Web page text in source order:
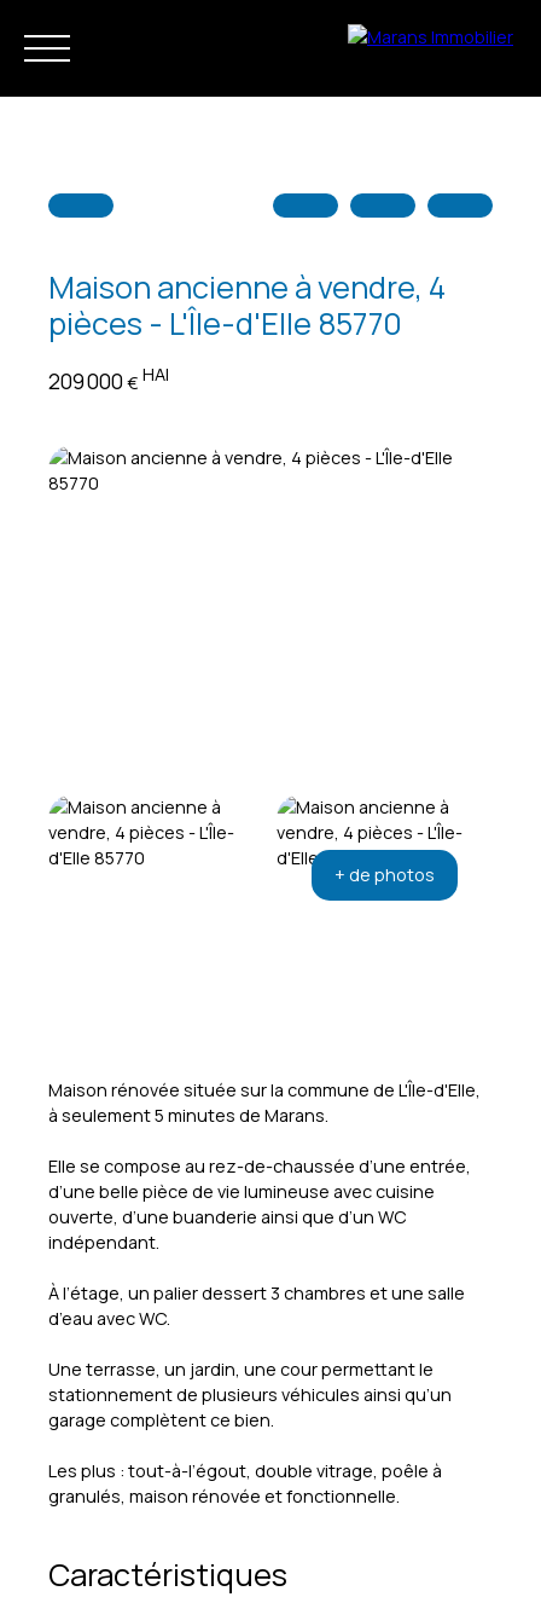
Accueil Acheter Louer Vendre Notre agence
Maison ancienne à vendre, 4
pièces - L'Île-d'Elle 85770
209 000 € HAI
+ de photos
Maison rénovée située sur la commune de L'Île-d'Elle,
à seulement 5 minutes de Marans.
Elle se compose au rez-de-chaussée d’une entrée,
d’une belle pièce de vie lumineuse avec cuisine
ouverte, d’une buanderie ainsi que d’un WC
indépendant.
À l’étage, un palier dessert 3 chambres et une salle
d’eau avec WC.
Une terrasse, un jardin, une cour permettant le
stationnement de plusieurs véhicules ainsi qu’un
garage complètent ce bien.
Les plus : tout-à-l’égout, double vitrage, poêle à
granulés, maison rénovée et fonctionnelle.
Caractéristiques